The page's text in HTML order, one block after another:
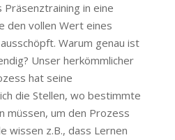
in eine
den vollen Wert eines
Warum genau ist
Unser herkömmlicher
hat seine
die Stellen, wo bestimmte
um den Prozess
wissen z.B., dass Lernen